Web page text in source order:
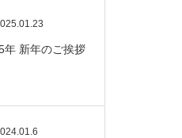
年 新年のご挨拶